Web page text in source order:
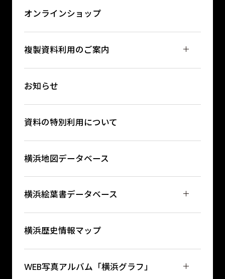
オンラインショップ
複製資料利用のご案内
お知らせ
資料の特別利用について
横浜地図データベース
横浜絵葉書データベース
横浜歴史情報マップ
WEB写真アルバム「横浜グラフ」